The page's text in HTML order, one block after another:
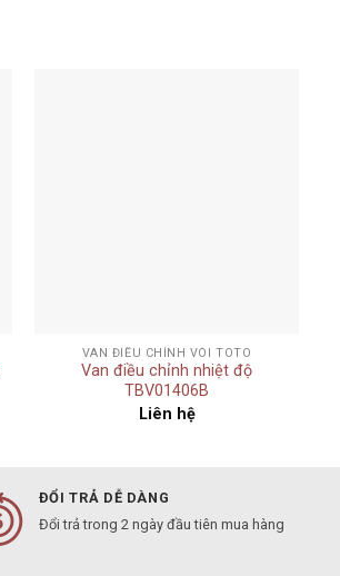
VAN ĐIỀU CHỈNH VÒI TOTO
Van điều chỉnh nhiệt độ
TBV01406B
Liên hệ
ĐỔI TRẢ DỄ DÀNG
Đổi trả trong 2 ngày đầu tiên mua hàng